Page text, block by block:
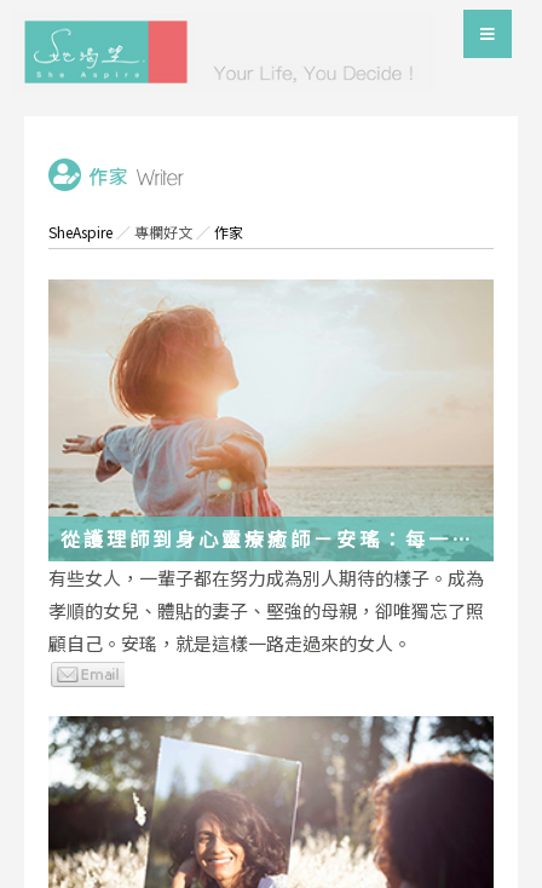
SheAspire ／專欄好文 ／作家
從護理師到身心靈療癒師－安瑤：每一段
低谷，都能成為重生的起點
有些女人，一輩子都在努力成為別人期待的樣子。成為
孝順的女兒、體貼的妻子、堅強的母親，卻唯獨忘了照
顧自己。安瑤，就是這樣一路走過來的女人。